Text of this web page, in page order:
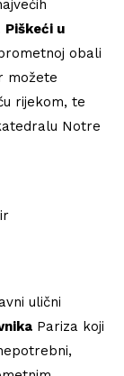
Piškeći u
obali
možete
rijekom, te
Notre
ulični
Pariza koji